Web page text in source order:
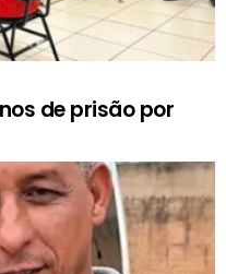
de prisão por